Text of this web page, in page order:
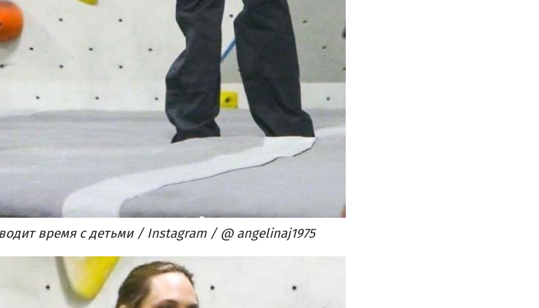
время с детьми / Instagram / @ angelinaj1975